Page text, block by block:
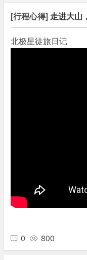
[行程心得] 走进大山
北极星徒旅日记
0 800